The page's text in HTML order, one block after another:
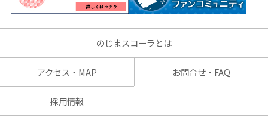
のじまスコーラとは
アクセス・MAP お問合せ・FAQ
採用情報